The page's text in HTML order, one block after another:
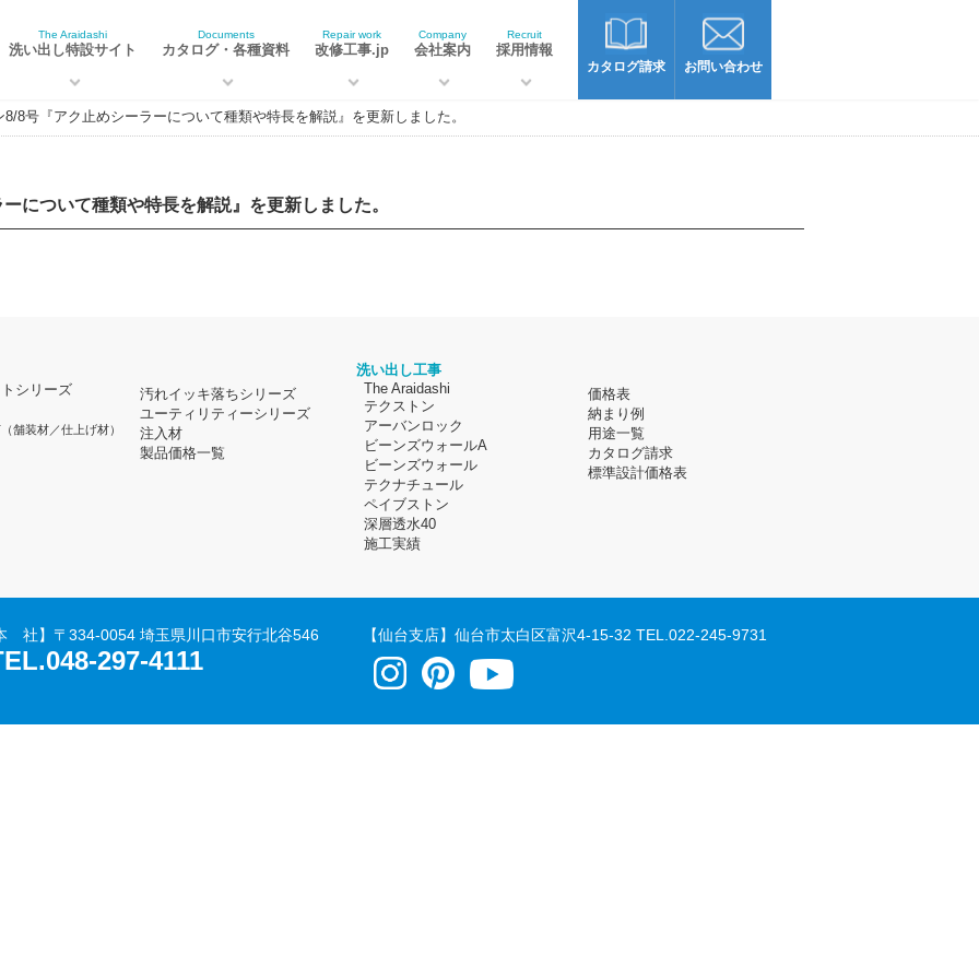
The Araidashi
洗い出し特設サイト
Documents
カタログ・各種資料
Repair work
改修工事.jp
Company
会社案内
Recruit
採用情報
カタログ請求 お問い合わせ
8号『アク止めシーラーについて種類や特長を解説』を更新しました。
について種類や特長を解説』を更新しました。
シリーズ
（舗装材／仕上げ材）
汚れイッキ落ちシリーズ
ユーティリティーシリーズ
注入材
製品価格一覧
洗い出し工事
The Araidashi
テクストン
アーバンロック
ビーンズウォールA
ビーンズウォール
テクナチュール
ペイブストン
深層透水40
施工実績
価格表
納まり例
用途一覧
カタログ請求
標準設計価格表
社】 〒334-0054 埼玉県川口市安行北谷546
297-4111
【仙台支店】 仙台市太白区富沢4-15-32 TEL. 022-245-9731